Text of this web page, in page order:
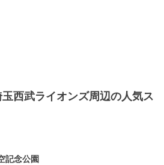
西武ライオンズ周辺の人気ス
記念公園